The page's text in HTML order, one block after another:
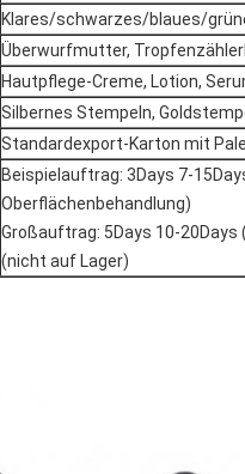
Klares/schwarzes/blaues/
Überwurfmutter,
Hautpflege-Creme, Lotion,
Silbernes Stempeln,
Standardexport-Karton mit
Beispielauftrag: 3Days 7-
Oberflächenbehandlung)
Großauftrag: 5Days 10-
(nicht auf Lager)